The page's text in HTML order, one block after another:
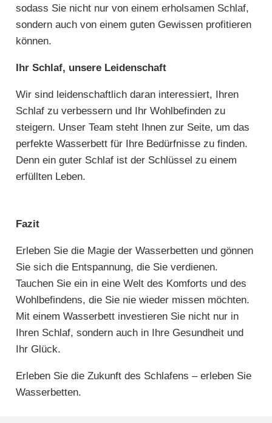
sodass Sie nicht nur von einem erholsamen Schlaf,
sondern auch von einem guten Gewissen profitieren
können.
Ihr Schlaf, unsere Leidenschaft
Wir sind leidenschaftlich daran interessiert, Ihren
Schlaf zu verbessern und Ihr Wohlbefinden zu
steigern. Unser Team steht Ihnen zur Seite, um das
perfekte Wasserbett für Ihre Bedürfnisse zu finden.
Denn ein guter Schlaf ist der Schlüssel zu einem
erfüllten Leben.
Fazit
Erleben Sie die Magie der Wasserbetten und gönnen
Sie sich die Entspannung, die Sie verdienen.
Tauchen Sie ein in eine Welt des Komforts und des
Wohlbefindens, die Sie nie wieder missen möchten.
Mit einem Wasserbett investieren Sie nicht nur in
Ihren Schlaf, sondern auch in Ihre Gesundheit und
Ihr Glück.
Erleben Sie die Zukunft des Schlafens – erleben Sie
Wasserbetten.